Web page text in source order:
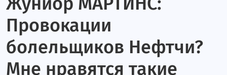
Провокации
болельщиков Нефтчи?
Мне нравятся такие